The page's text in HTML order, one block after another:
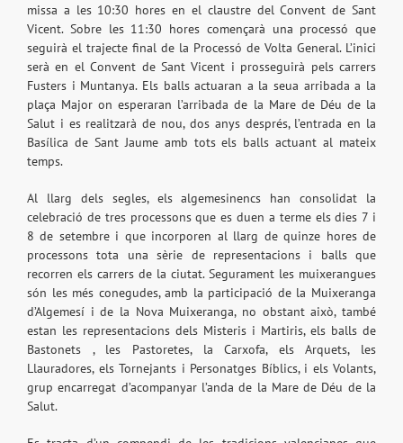
missa a les 10:30 hores en el claustre del Convent de Sant
Vicent. Sobre les 11:30 hores començarà una processó que
seguirà el trajecte final de la Processó de Volta General. L’inici
serà en el Convent de Sant Vicent i prosseguirà pels carrers
Fusters i Muntanya. Els balls actuaran a la seua arribada a la
plaça Major on esperaran l’arribada de la Mare de Déu de la
Salut i es realitzarà de nou, dos anys després, l’entrada en la
Basílica de Sant Jaume amb tots els balls actuant al mateix
temps.
Al llarg dels segles, els algemesinencs han consolidat la
celebració de tres processons que es duen a terme els dies 7 i
8 de setembre i que incorporen al llarg de quinze hores de
processons tota una sèrie de representacions i balls que
recorren els carrers de la ciutat. Segurament les muixerangues
són les més conegudes, amb la participació de la Muixeranga
d’Algemesí i de la Nova Muixeranga, no obstant això, també
estan les representacions dels Misteris i Martiris, els balls de
Bastonets , les Pastoretes, la Carxofa, els Arquets, les
Llauradores, els Tornejants i Personatges Bíblics, i els Volants,
grup encarregat d’acompanyar l’anda de la Mare de Déu de la
Salut.